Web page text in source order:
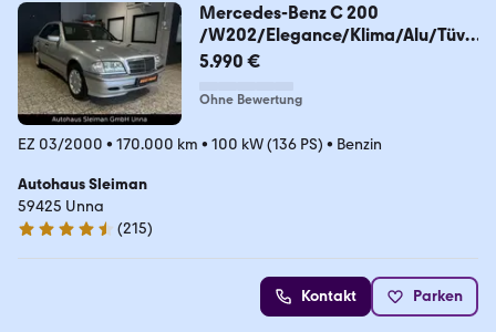
Mercedes-Benz C 200
/W202/Elegance/Klima/Alu/Tüv-
Neu
5.990 €
Ohne Bewertung
EZ 03/2000 • 170.000 km • 100 kW (136 PS) • Benzin
Autohaus Sleiman
59425 Unna
4.3 Sterne
(215)
Kontakt Parken